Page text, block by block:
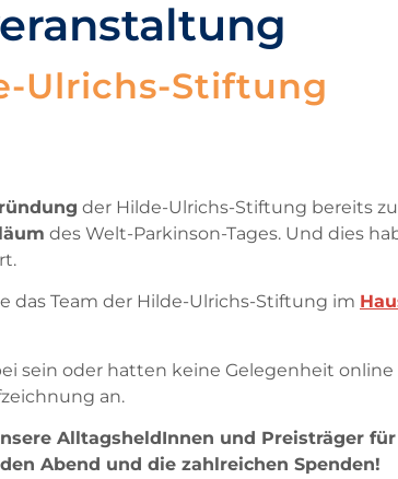
Ulrichs-Stiftung
der Hilde-Ulrichs-Stiftung bereits
des Welt-Parkinson-Tages. Und dies
das Team der Hilde-Ulrichs-Stiftung im
sein oder hatten keine Gelegenheit online
an.
AlltagsheldInnen und Preisträger
Abend und die zahlreichen Spenden!